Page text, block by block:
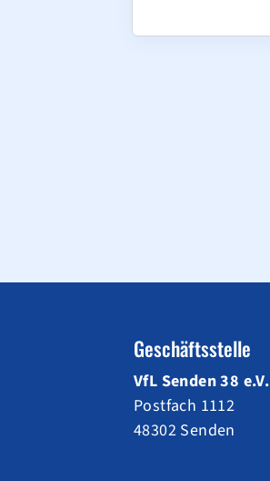
Geschäftsstelle
VfL Senden 38 e.V.
Postfach 1112
48302 Senden